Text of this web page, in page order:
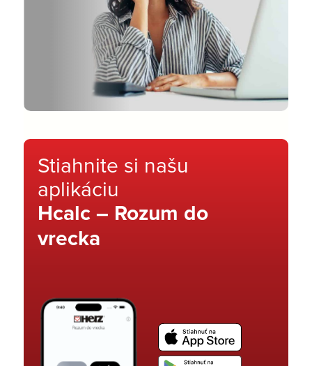
Stiahnite si našu
aplikáciu
Hcalc – Rozum do
vrecka